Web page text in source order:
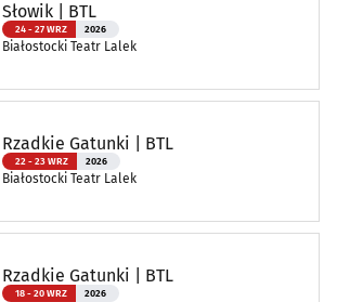
Słowik | BTL
24 - 27 WRZ 2026
Białostocki Teatr Lalek
Rzadkie Gatunki | BTL
22 - 23 WRZ 2026
Białostocki Teatr Lalek
Rzadkie Gatunki | BTL
18 - 20 WRZ 2026